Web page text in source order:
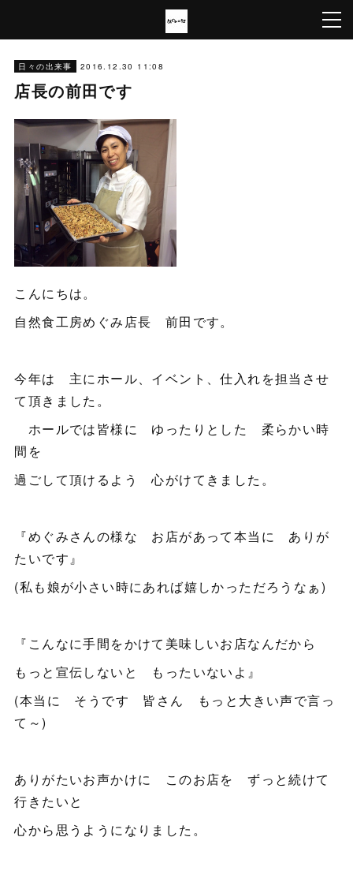
日々の出来事 2016.12.30 11:08
店長の前田です
こんにちは。
自然食工房めぐみ店長 前田です。
今年は 主にホール、イベント、仕入れを担当させ
て頂きました。
ホールでは皆様に ゆったりとした 柔らかい時
間を
過ごして頂けるよう 心がけてきました。
『めぐみさんの様な お店があって本当に ありが
たいです』
(私も娘が小さい時にあれば嬉しかっただろうなぁ)
『こんなに手間をかけて美味しいお店なんだから
もっと宣伝しないと もったいないよ』
(本当に そうです 皆さん もっと大きい声で言っ
て～)
ありがたいお声かけに このお店を ずっと続けて
行きたいと
心から思うようになりました。